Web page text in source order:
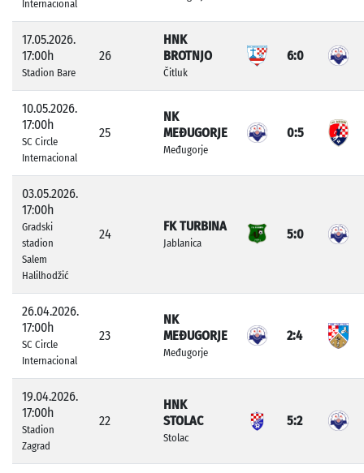
Internacional
17.05.2026.
17:00h
Stadion Bare
26
HNK
BROTNJO
Čitluk
6:0
10.05.2026.
17:00h
SC Circle
Internacional
25
NK
MEĐUGORJE
Međugorje
0:5
03.05.2026.
17:00h
Gradski
stadion
Salem
Halilhodžić
24
FK TURBINA
Jablanica
5:0
26.04.2026.
17:00h
SC Circle
Internacional
23
NK
MEĐUGORJE
Međugorje
2:4
19.04.2026.
17:00h
Stadion
Zagrad
22
HNK
STOLAC
Stolac
5:2